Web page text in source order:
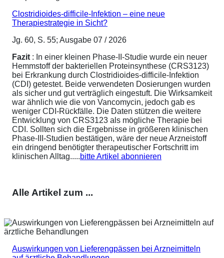
Clostridioides-difficile-Infektion – eine neue
Therapiestrategie in Sicht?
Jg. 60, S. 55; Ausgabe 07 / 2026
Fazit : In einer kleinen Phase-II-Studie wurde ein neuer
Hemmstoff der bakteriellen Proteinsynthese (CRS3123)
bei Erkrankung durch Clostridioides-difficile-Infektion
(CDI) getestet. Beide verwendeten Dosierungen wurden
als sicher und gut verträglich eingestuft. Die Wirksamkeit
war ähnlich wie die von Vancomycin, jedoch gab es
weniger CDI-Rückfälle. Die Daten stützen die weitere
Entwicklung von CRS3123 als mögliche Therapie bei
CDI. Sollten sich die Ergebnisse in größeren klinischen
Phase-III-Studien bestätigen, wäre der neue Arzneistoff
ein dringend benötigter therapeutischer Fortschritt im
klinischen Alltag.....bitte Artikel abonnieren
Alle Artikel zum ...
Auswirkungen von Lieferengpässen bei Arzneimitteln